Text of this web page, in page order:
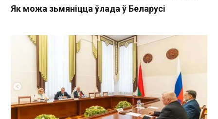
Як можа зьмяніцца ўлада ў Беларусі